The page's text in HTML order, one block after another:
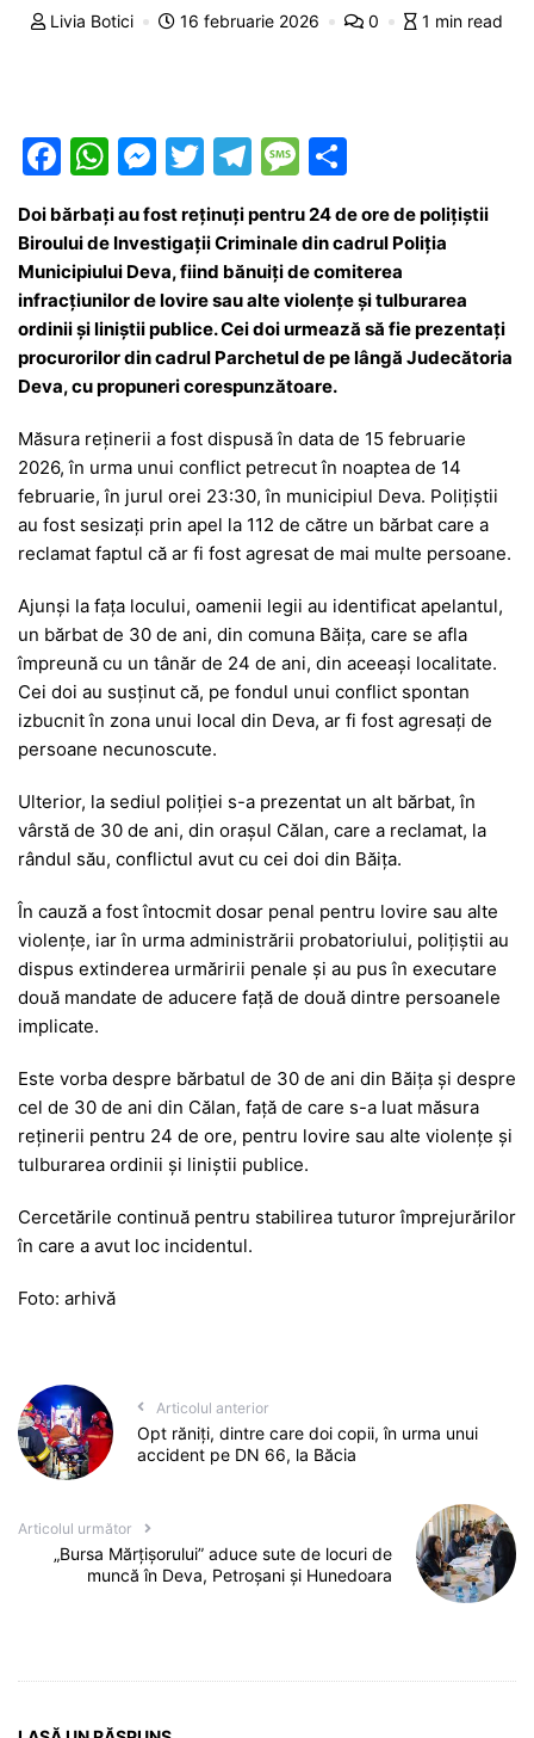
Livia Botici 16 februarie 2026 0 1 min read
F
c
e
b
o
o
k
W
h
at
s
A
p
p
M
s
s
e
n
g
er
T
w
itt
er
T
e
gr
a
m
M
s
s
a
g
e
ta
je
a
z
Doi bărbați au fost reținuți pentru 24 de ore de polițiștii
Biroului de Investigații Criminale din cadrul Poliția
Municipiului Deva, fiind bănuiți de comiterea
infracțiunilor de lovire sau alte violențe și tulburarea
ordinii și liniștii publice. Cei doi urmează să fie prezentați
procurorilor din cadrul Parchetul de pe lângă Judecătoria
Deva, cu propuneri corespunzătoare.
Măsura reținerii a fost dispusă în data de 15 februarie
2026, în urma unui conflict petrecut în noaptea de 14
februarie, în jurul orei 23:30, în municipiul Deva. Polițiștii
au fost sesizați prin apel la 112 de către un bărbat care a
reclamat faptul că ar fi fost agresat de mai multe persoane.
Ajunși la fața locului, oamenii legii au identificat apelantul,
un bărbat de 30 de ani, din comuna Băița, care se afla
împreună cu un tânăr de 24 de ani, din aceeași localitate.
Cei doi au susținut că, pe fondul unui conflict spontan
izbucnit în zona unui local din Deva, ar fi fost agresați de
persoane necunoscute.
Ulterior, la sediul poliției s-a prezentat un alt bărbat, în
vârstă de 30 de ani, din orașul Călan, care a reclamat, la
rândul său, conflictul avut cu cei doi din Băița.
În cauză a fost întocmit dosar penal pentru lovire sau alte
violențe, iar în urma administrării probatoriului, polițiștii au
dispus extinderea urmăririi penale și au pus în executare
două mandate de aducere față de două dintre persoanele
implicate.
Este vorba despre bărbatul de 30 de ani din Băița și despre
cel de 30 de ani din Călan, față de care s-a luat măsura
reținerii pentru 24 de ore, pentru lovire sau alte violențe și
tulburarea ordinii și liniștii publice.
Cercetările continuă pentru stabilirea tuturor împrejurărilor
în care a avut loc incidentul.
Foto: arhivă
Articolul anterior
Opt răniți, dintre care doi copii, în urma unui
accident pe DN 66, la Băcia
Articolul următor
„Bursa Mărțișorului” aduce sute de locuri de
muncă în Deva, Petroșani și Hunedoara